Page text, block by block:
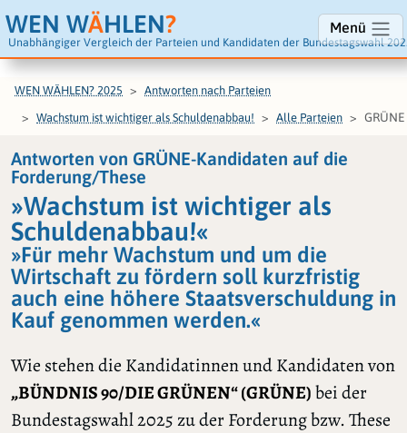
WEN WÄHLEN?
Unabhängiger Vergleich der Parteien und Kandidaten der Bundestagswahl
Menü
WEN WÄHLEN? 2025 Antworten nach Parteien
Wachstum ist wichtiger als Schuldenabbau! Alle Parteien GRÜNE
Antworten von GRÜNE-Kandidaten auf die
Forderung/These
»Wachstum ist wichtiger als
Schuldenabbau!«
»Für mehr Wachstum und um die
Wirtschaft zu fördern soll kurzfristig
auch eine höhere Staatsverschuldung in
Kauf genommen werden.«
Wie stehen die Kandidatinnen und Kandidaten von
„BÜNDNIS 90/DIE GRÜNEN“ (GRÜNE)bei der
Bundestagswahl 2025 zu der Forderung bzw. These